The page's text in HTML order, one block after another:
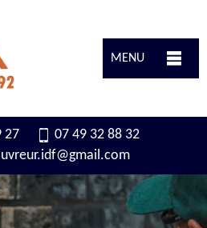
MENU
27
07 49 32 88 32